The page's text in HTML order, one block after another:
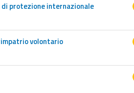
protezione internazionale
volontario